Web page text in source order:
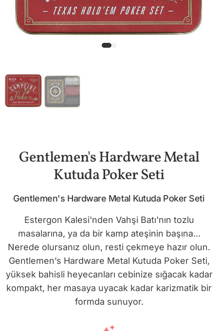
Gentlemen's Hardware Metal
Kutuda Poker Seti
Gentlemen's Hardware Metal Kutuda Poker Seti
Estergon Kalesi'nden Vahşi Batı'nın tozlu
masalarına, ya da bir kamp ateşinin başına...
Nerede olursanız olun, resti çekmeye hazır olun.
Gentlemen’s Hardware Metal Kutuda Poker Seti,
yüksek bahisli heyecanları cebinize sığacak kadar
kompakt, her masaya uyacak kadar karizmatik bir
formda sunuyor.